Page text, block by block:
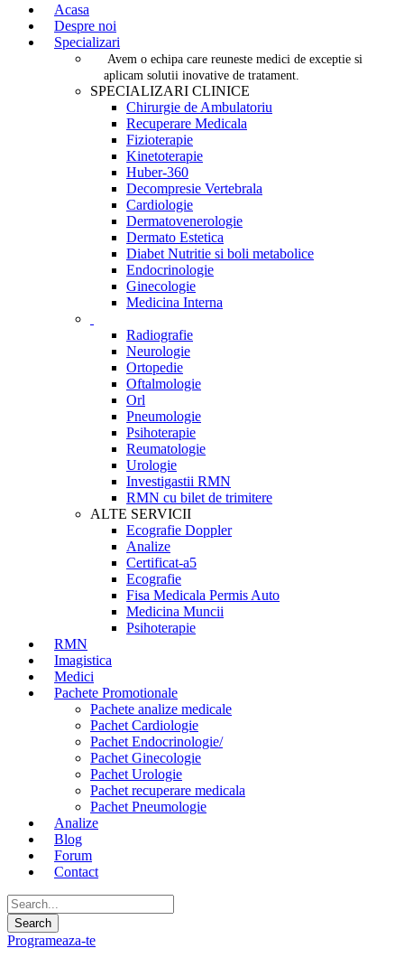
Acasa
Despre noi
Specializari
Avem o echipa care reuneste medici de exceptie si
aplicam solutii inovative de tratament.
SPECIALIZARI CLINICE
Chirurgie de Ambulatoriu
Recuperare Medicala
Fizioterapie
Kinetoterapie
Huber-360
Decompresie Vertebrala
Cardiologie
Dermatovenerologie
Dermato Estetica
Diabet Nutritie si boli metabolice
Endocrinologie
Ginecologie
Medicina Interna
Radiografie
Neurologie
Ortopedie
Oftalmologie
Orl
Pneumologie
Psihoterapie
Reumatologie
Urologie
Investigastii RMN
RMN cu bilet de trimitere
ALTE SERVICII
Ecografie Doppler
Analize
Certificat-a5
Ecografie
Fisa Medicala Permis Auto
Medicina Muncii
Psihoterapie
RMN
Imagistica
Medici
Pachete Promotionale
Pachete analize medicale
Pachet Cardiologie
Pachet Endocrinologie/
Pachet Ginecologie
Pachet Urologie
Pachet recuperare medicala
Pachet Pneumologie
Analize
Blog
Forum
Contact
Programeaza-te